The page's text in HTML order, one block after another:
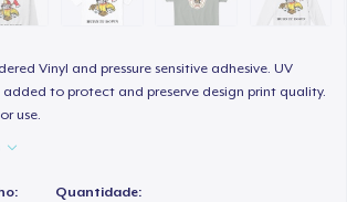
Vinyl and pressure sensitive adhesive. UV
added to protect and preserve design print quality.
use.
Quantidade: